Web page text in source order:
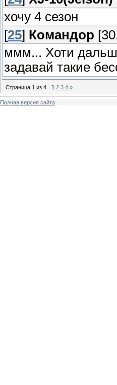
хочу 4 сезон
[25] Командор
ммм... Хоти
задавай такие
Страница 1 из 4 1 2 3 4 »
Полная версия сайта